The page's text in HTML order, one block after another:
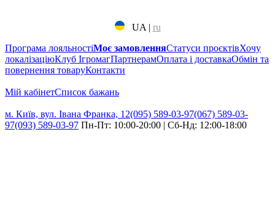
UA | ru
Програма лояльностіМоє замовленняСтатуси проєктівХочу
локалізаціюКлуб ІгромагПартнерамОплата і доставкаОбмін та
повернення товаруКонтакти
Мій кабінетCписок бажань
м. Київ, вул. Івана Франка, 12(095) 589-03-97(067) 589-03-
97(093) 589-03-97 Пн-Пт: 10:00-20:00 | Сб-Нд: 12:00-18:00